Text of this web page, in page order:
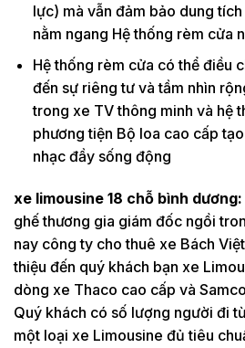
lực) mà vẫn đảm bảo dung
nằm ngang Hệ thống rèm cửa
Hệ thống rèm cửa có thể điều
đến sự riêng tư và tầm nhìn
trong xe TV thông minh và hệ
phương tiện Bộ loa cao cấp
nhạc đầy sống động
xe limousine 18 chỗ bình dương:
ghế thương gia giám đốc ngồi
nay công ty cho thuê xe Bách
thiệu đến quý khách bạn xe
dòng xe Thaco cao cấp và
Quý khách có số lượng người đi
một loại xe Limousine đủ tiêu